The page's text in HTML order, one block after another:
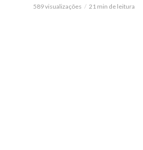
589 visualizações 21 min de leitura